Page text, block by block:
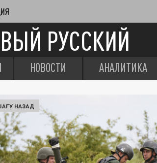
РУССКИЙ
НОВОСТИ АНАЛИТИКА
НАЗАД